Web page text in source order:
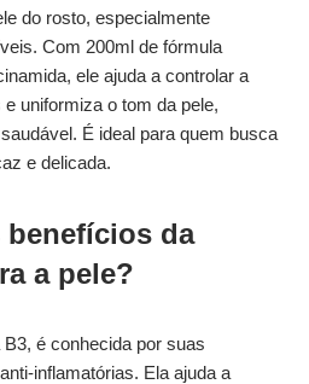
do rosto, especialmente
Com 200ml de fórmula
ele ajuda a controlar a
uniformiza o tom da pele,
É ideal para quem busca
e delicada.
benefícios da
a pele?
é conhecida por suas
inflamatórias. Ela ajuda a